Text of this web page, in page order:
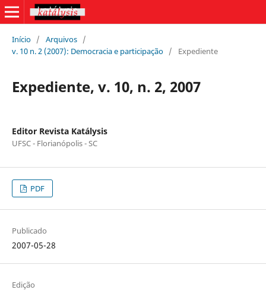
Início / Arquivos /
v. 10 n. 2 (2007): Democracia e participação / Expediente
Expediente, v. 10, n. 2, 2007
Editor Revista Katálysis
UFSC - Florianópolis - SC
PDF
Publicado
2007-05-28
Edição